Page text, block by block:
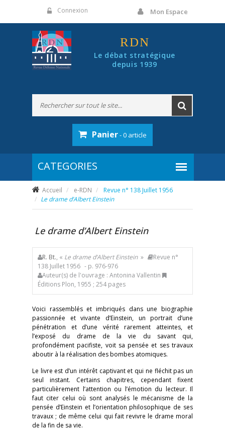
Connexion Mon Espace
RDN
Le débat stratégique
depuis 1939
Panier- 0 article
Accueil e-RDN
Revue n° 138 Juillet 1956
Le drame d’Albert Einstein
Le drame d’Albert Einstein
R. Bt., « Le drame d’Albert Einstein»
Revue n°
138 Juillet 1956 - p. 976-976
Auteur(s) de l'ouvrage : Antonina Vallentin
Éditions Plon, 1955 ; 254 pages
Voici rassemblés et imbriqués dans une biographie
passionnée et vivante d’Einstein, un portrait d’une
pénétration et d’une vérité rarement atteintes, et
l’exposé du drame de la vie du savant qui,
profondément pacifiste, voit sa pensée et ses travaux
aboutir à la réalisation des bombes atomiques.
Le livre est d’un intérêt captivant et qui ne fléchit pas un
seul instant. Certains chapitres, cependant fixent
particulièrement l’attention ou l’émotion du lecteur. Il
faut citer celui où sont analysés le mécanisme de la
pensée d’Einstein et l’orientation philosophique de ses
travaux ; de même celui qui fait revivre le drame moral
de la fin de sa vie.